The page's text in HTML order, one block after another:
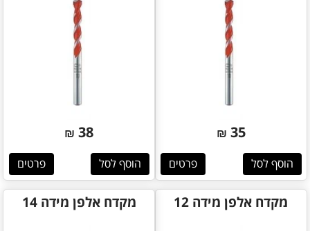
35
₪
הוסף לסל פרטים
38
₪
הוסף לסל פרטים
מקדח אלפן מידה 12 מקדח אלפן מידה 14